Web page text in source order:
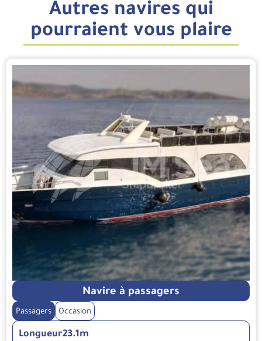
Autres navires qui
pourraient vous plaire
Navire à passagers
Passagers Occasion
Longueur23.1m